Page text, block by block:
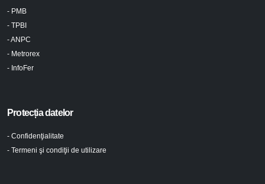
- PMB
- TPBI
- ANPC
- Metrorex
- InfoFer
Protecția datelor
- Confidenţialitate
- Termeni şi condiţii de utilizare